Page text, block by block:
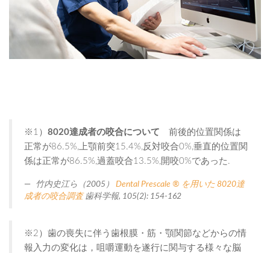
※1） 8020達成者の咬合について 前後的位置関係は
正常が86.5%,上顎前突15.4%,反対咬合0%,垂直的位置関
係は正常が86.5%,過蓋咬合13.5%,開咬0%であった.
竹内史江ら（2005） Dental Prescale ® を用いた 8020達
成者の咬合調査歯科学報, 105(2): 154-162
※2）歯の喪失に伴う歯根膜・筋・顎関節などからの情
報入力の変化は，咀嚼運動を遂行に関与する様々な脳